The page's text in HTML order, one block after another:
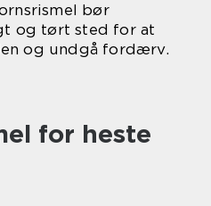
bør
og tørt sted for at
og undgå fordærv.
for heste